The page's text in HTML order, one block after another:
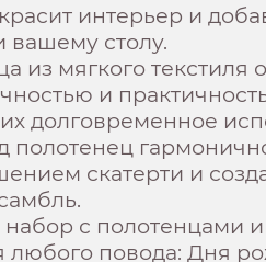
интерьер и
вашему столу.
из мягкого текстиля
и
долговременное
скатерти и
с полотенцами и
любого повода: Дня